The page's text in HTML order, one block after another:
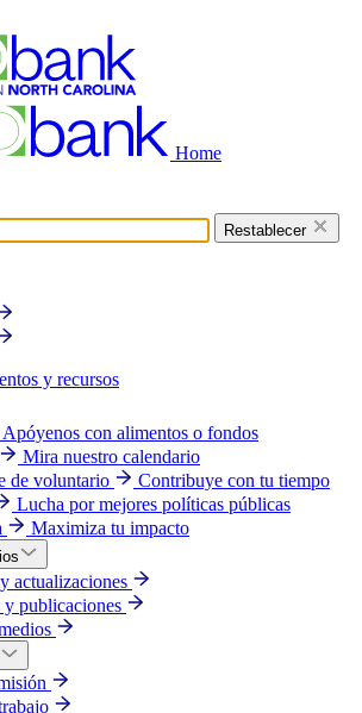
Home
Restablecer
y recursos
Apóyenos con alimentos o fondos
Mira nuestro calendario
de voluntario
Contribuye con tu tiempo
Lucha por mejores políticas públicas
Maximiza tu impacto
actualizaciones
publicaciones